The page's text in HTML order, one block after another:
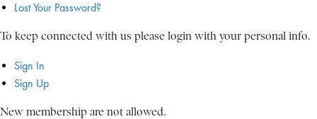
Lost Your Password?
To keep connected with us please login with your personal info.
Sign In
Sign Up
New membership are not allowed.